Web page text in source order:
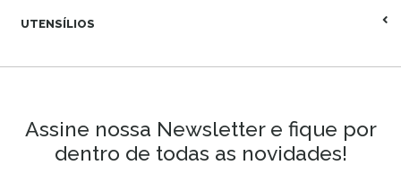
UTENSÍLIOS
Assine nossa Newsletter e fique por
dentro de todas as novidades!